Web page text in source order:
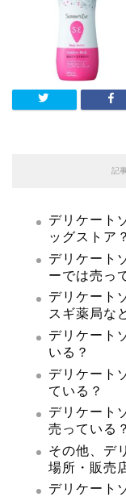
記
デリケート
ッグストア
デリケート
ーでは売っ
デリケート
スギ薬局な
デリケート
いる？
デリケート
ている？
デリケート
売っている？
その他、デ
場所・販売
デリケート